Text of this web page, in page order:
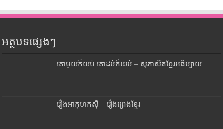
អត្ថបទផ្សេងៗ
គោមួយក៏យប់ គោដប់ក៏យប់ – សុភាសិតខ្មែរអធិប្បាយ
រឿងអាកុហកស៊ី – រឿងព្រេងខ្មែរ